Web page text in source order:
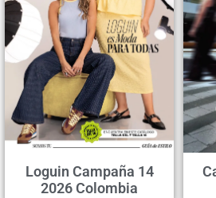
Loguin Campaña 14
2026 Colombia